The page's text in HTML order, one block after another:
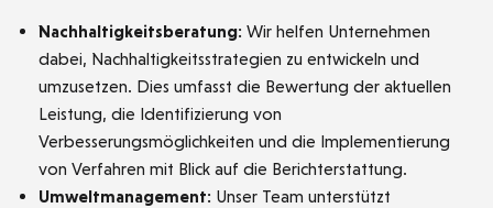
Nachhaltigkeitsberatung: Wir helfen Unternehmen
dabei, Nachhaltigkeitsstrategien zu entwickeln und
umzusetzen. Dies umfasst die Bewertung der aktuellen
Leistung, die Identifizierung von
Verbesserungsmöglichkeiten und die Implementierung
von Verfahren mit Blick auf die Berichterstattung.
Umweltmanagement: Unser Team unterstützt